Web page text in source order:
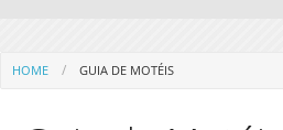
HOME GUIA DE MOTÉIS